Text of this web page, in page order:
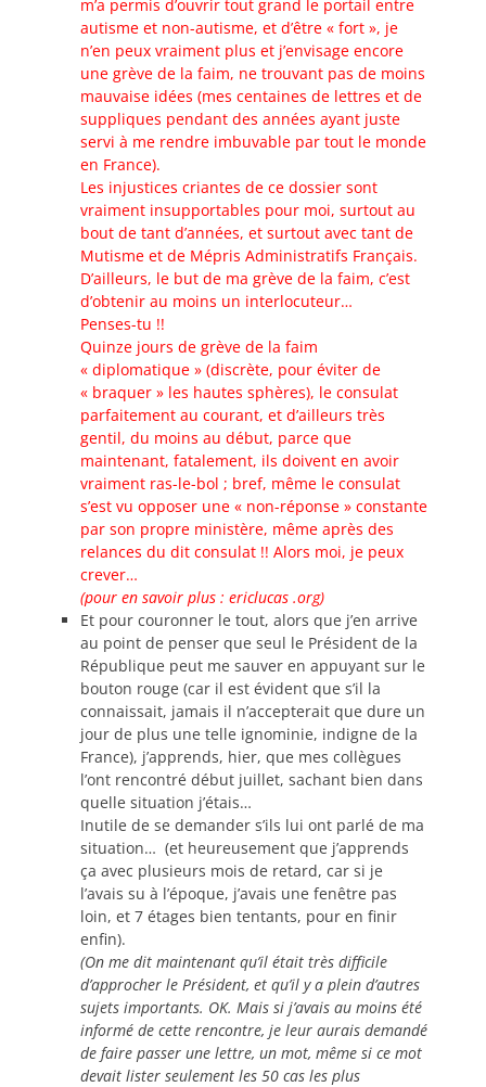
m’a permis d’ouvrir tout grand le portail entre
autisme et non-autisme, et d’être « fort », je
n’en peux vraiment plus et j’envisage encore
une grève de la faim, ne trouvant pas de moins
mauvaise idées (mes centaines de lettres et de
suppliques pendant des années ayant juste
servi à me rendre imbuvable par tout le monde
en France).
Les injustices criantes de ce dossier sont
vraiment insupportables pour moi, surtout au
bout de tant d’années, et surtout avec tant de
Mutisme et de Mépris Administratifs Français.
D’ailleurs, le but de ma grève de la faim, c’est
d’obtenir au moins un interlocuteur…
Penses-tu !!
Quinze jours de grève de la faim
« diplomatique » (discrète, pour éviter de
« braquer » les hautes sphères), le consulat
parfaitement au courant, et d’ailleurs très
gentil, du moins au début, parce que
maintenant, fatalement, ils doivent en avoir
vraiment ras-le-bol ; bref, même le consulat
s’est vu opposer une « non-réponse » constante
par son propre ministère, même après des
relances du dit consulat !! Alors moi, je peux
crever…
(pour en savoir plus : ericlucas .org)
Et pour couronner le tout, alors que j’en arrive
au point de penser que seul le Président de la
République peut me sauver en appuyant sur le
bouton rouge (car il est évident que s’il la
connaissait, jamais il n’accepterait que dure un
jour de plus une telle ignominie, indigne de la
France), j’apprends, hier, que mes collègues
l’ont rencontré début juillet, sachant bien dans
quelle situation j’étais…
Inutile de se demander s’ils lui ont parlé de ma
situation… (et heureusement que j’apprends
ça avec plusieurs mois de retard, car si je
l’avais su à l’époque, j’avais une fenêtre pas
loin, et 7 étages bien tentants, pour en finir
enfin).
(On me dit maintenant qu’il était très difficile
d’approcher le Président, et qu’il y a plein d’autres
sujets importants. OK. Mais si j’avais au moins été
informé de cette rencontre, je leur aurais demandé
de faire passer une lettre, un mot, même si ce mot
devait lister seulement les 50 cas les plus